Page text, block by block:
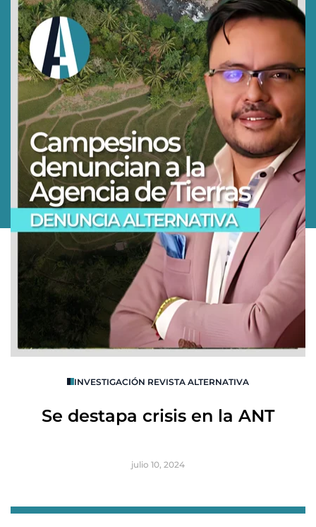
INVESTIGACIÓN REVISTA ALTERNATIVA
Se destapa crisis en la ANT
julio 10, 2024